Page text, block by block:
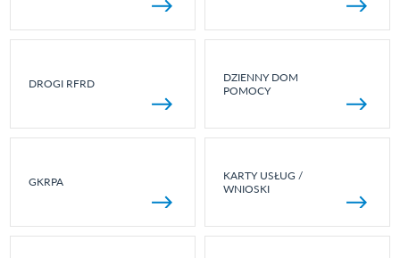
DROGI RFRD
DZIENNY DOM
POMOCY
GKRPA
KARTY USŁUG /
WNIOSKI